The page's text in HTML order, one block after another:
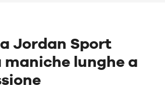
Jordan Sport
maniche lunghe a
/